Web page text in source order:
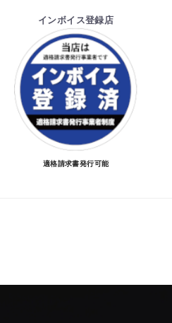
お買物を続ける
インボイス登録店
適格請求書発行可能